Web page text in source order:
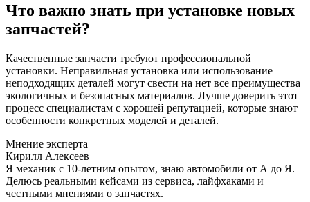
Что важно знать при установке новых
запчастей?
Качественные запчасти требуют профессиональной
установки. Неправильная установка или использование
неподходящих деталей могут свести на нет все преимущества
экологичных и безопасных материалов. Лучше доверить этот
процесс специалистам с хорошей репутацией, которые знают
особенности конкретных моделей и деталей.
Мнение эксперта
Кирилл Алексеев
Я механик с 10-летним опытом, знаю автомобили от А до Я.
Делюсь реальными кейсами из сервиса, лайфхаками и
честными мнениями о запчастях.